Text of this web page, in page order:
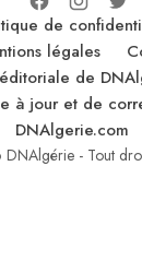
de
légales
de
à jour et de
DNAlgerie.com
- Tout